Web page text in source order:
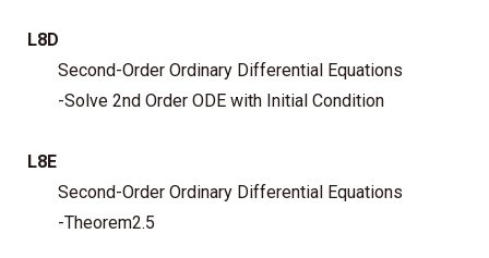
L8D
Second-Order Ordinary Differential Equations
-Solve 2nd Order ODE with Initial Condition
L8E
Second-Order Ordinary Differential Equations
-Theorem2.5